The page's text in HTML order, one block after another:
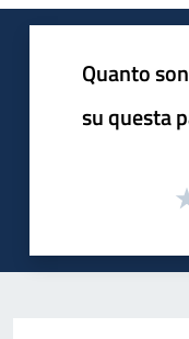
Quanto
su questa